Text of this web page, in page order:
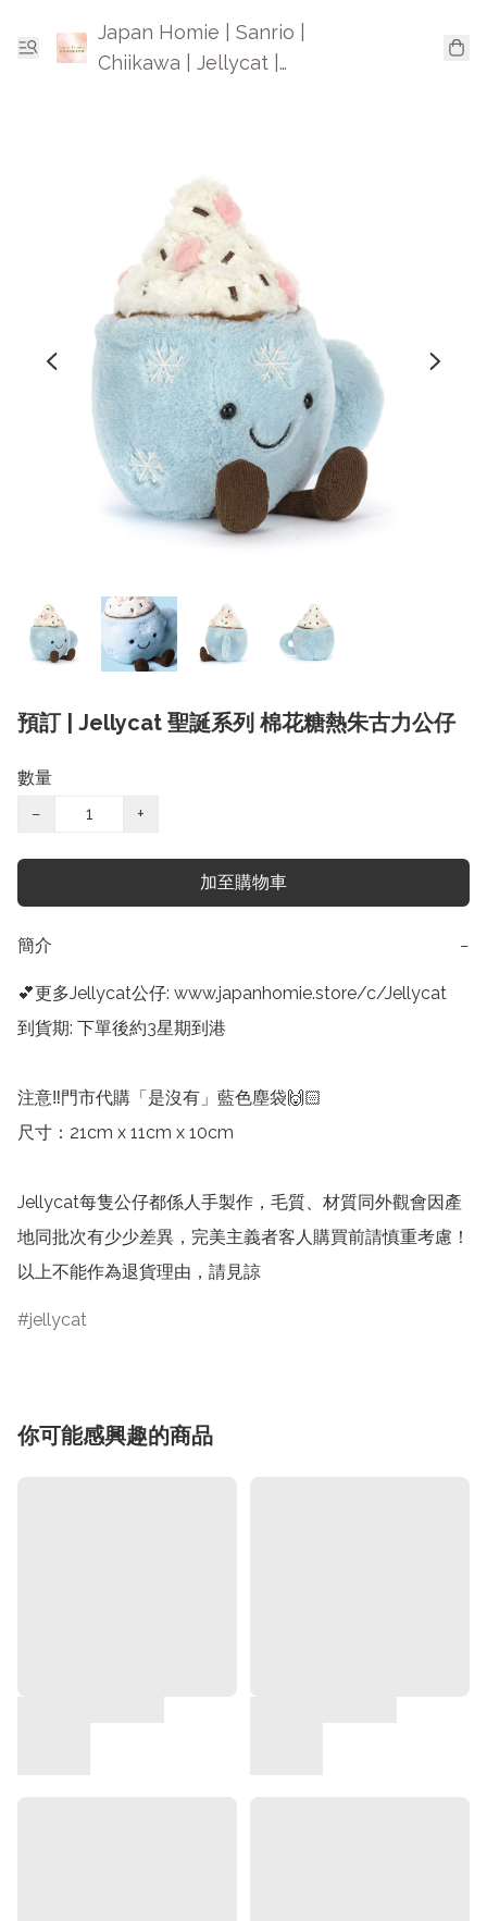
Japan Homie | Sanrio |
Chiikawa | Jellycat |
預訂 | Jellycat 聖誕系列 棉花糖熱朱古力公仔
數量
−
+
加至購物車
簡介 −
💕更多Jellycat公仔: www.japanhomie.store/c/Jellycat
到貨期: 下單後約3星期到港
注意‼️門市代購「是沒有」藍色塵袋🙌🏻
尺寸：21cm x 11cm x 10cm
Jellycat每隻公仔都係人手製作，毛質、材質同外觀會因產
地同批次有少少差異，完美主義者客人購買前請慎重考慮！
以上不能作為退貨理由，請見諒
jellycat
你可能感興趣的商品